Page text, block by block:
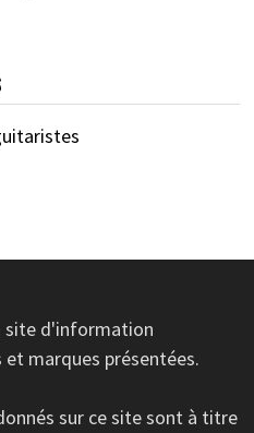
site d'information
marques présentées.
sur ce site sont à titre